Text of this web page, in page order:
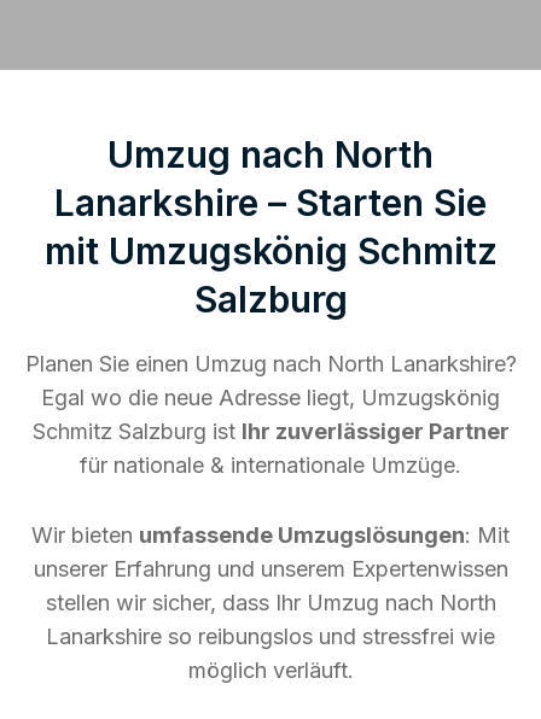
Umzug nach North
Lanarkshire – Starten Sie
mit Umzugskönig Schmitz
Salzburg
Planen Sie einen Umzug nach North Lanarkshire?
Egal wo die neue Adresse liegt, Umzugskönig
Schmitz Salzburg ist Ihr zuverlässiger Partner
für nationale & internationale Umzüge.
Wir bieten umfassende Umzugslösungen: Mit
unserer Erfahrung und unserem Expertenwissen
stellen wir sicher, dass Ihr Umzug nach North
Lanarkshire so reibungslos und stressfrei wie
möglich verläuft.